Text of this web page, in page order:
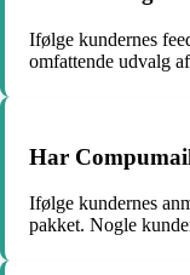
Ifølge kundernes
omfattende udvalg
Har
Ifølge kundernes
pakket. Nogle